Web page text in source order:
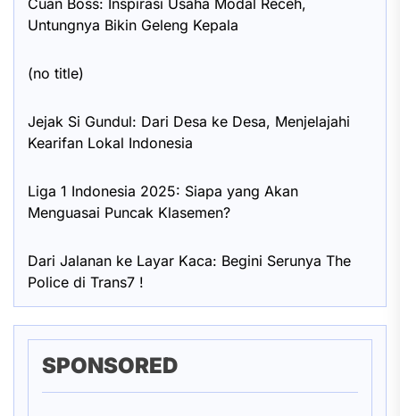
Cuan Boss: Inspirasi Usaha Modal Receh,
Untungnya Bikin Geleng Kepala
(no title)
Jejak Si Gundul: Dari Desa ke Desa, Menjelajahi
Kearifan Lokal Indonesia
Liga 1 Indonesia 2025: Siapa yang Akan
Menguasai Puncak Klasemen?
Dari Jalanan ke Layar Kaca: Begini Serunya The
Police di Trans7 !
SPONSORED